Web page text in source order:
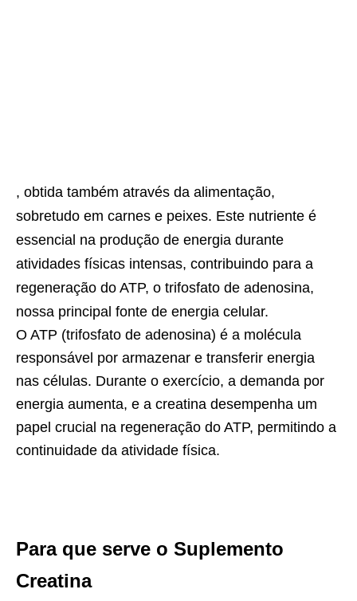
, obtida também através da alimentação,
sobretudo em carnes e peixes. Este nutriente é
essencial na produção de energia durante
atividades físicas intensas, contribuindo para a
regeneração do ATP, o trifosfato de adenosina,
nossa principal fonte de energia celular.
O ATP (trifosfato de adenosina) é a molécula
responsável por armazenar e transferir energia
nas células. Durante o exercício, a demanda por
energia aumenta, e a creatina desempenha um
papel crucial na regeneração do ATP, permitindo a
continuidade da atividade física.
Para que serve o Suplemento
Creatina